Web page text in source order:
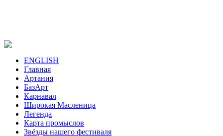
ENGLISH
Главная
Артания
БазАрт
Карнавал
Широкая Масленица
Легенда
Карта промыслов
Звёзды нашего фестиваля